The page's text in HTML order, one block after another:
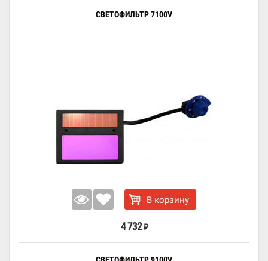
СВЕТОФИЛЬТР 7100V
В корзину
4 732 ₽